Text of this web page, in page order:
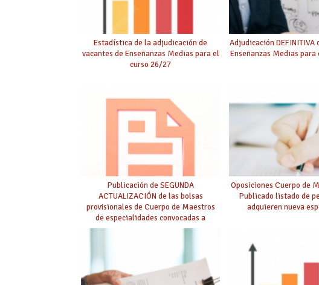
Estadística de la adjudicación de
vacantes de Enseñanzas Medias para el
curso 26/27
Adjudicación DEFINITIVA
Enseñanzas Medias
Publicación de SEGUNDA
ACTUALIZACIÓN de las bolsas
provisionales de Cuerpo de Maestros
de especialidades convocadas a
Oposiciones Cuerpo de
Publicado listado de
adquieren nueva